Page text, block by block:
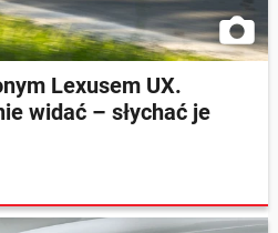
Lexusem UX.
widać – słychać je